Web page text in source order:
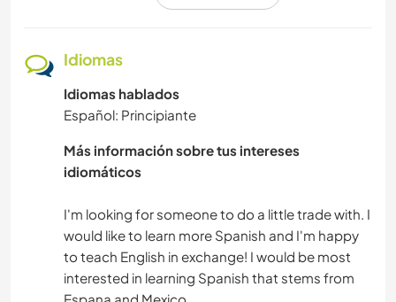
COCINA Y ALIMENTACIÓN
DEPORTES DE AVENTURA
ARQUITECTURA
Idiomas
Idiomas hablados
Español: Principiante
Más información sobre tus intereses
idiomáticos
I'm looking for someone to do a little trade with. I
would like to learn more Spanish and I'm happy
to teach English in exchange! I would be most
interested in learning Spanish that stems from